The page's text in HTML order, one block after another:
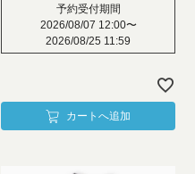
予約受付期間
2026/08/07 12:00〜
2026/08/25 11:59
カートへ追加